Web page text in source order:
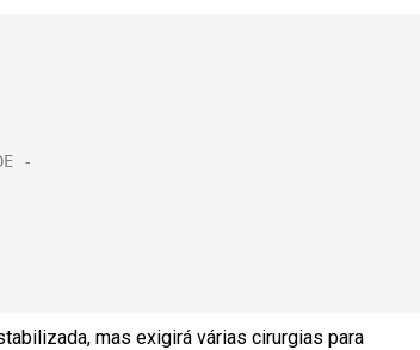
mas exigirá várias cirurgias para